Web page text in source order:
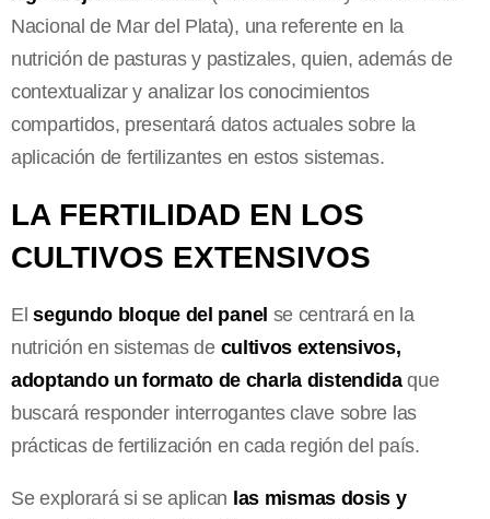
Nacional de Mar del Plata), una referente en la
nutrición de pasturas y pastizales, quien, además de
contextualizar y analizar los conocimientos
compartidos, presentará datos actuales sobre la
aplicación de fertilizantes en estos sistemas.
LA FERTILIDAD EN LOS
CULTIVOS EXTENSIVOS
Elsegundo bloque del panel se centrará en la
nutrición en sistemas de cultivos extensivos,
adoptando un formato de charla distendidaque
buscará responder interrogantes clave sobre las
prácticas de fertilización en cada región del país.
Se explorará si se aplican las mismas dosis y